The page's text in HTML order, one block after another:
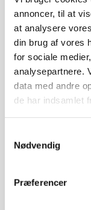
annoncer, til at
at analysere
din brug af vores
for sociale
analysepartnere.
data med andre
de har indsamlet
Nødvendig
Præferencer